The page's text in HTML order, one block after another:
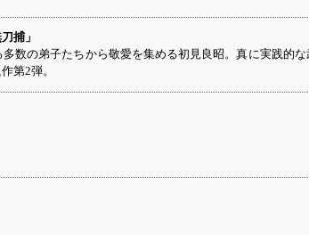
捕」
数の弟子たちから敬愛を集める初見良昭。真に実践的
第2弾。